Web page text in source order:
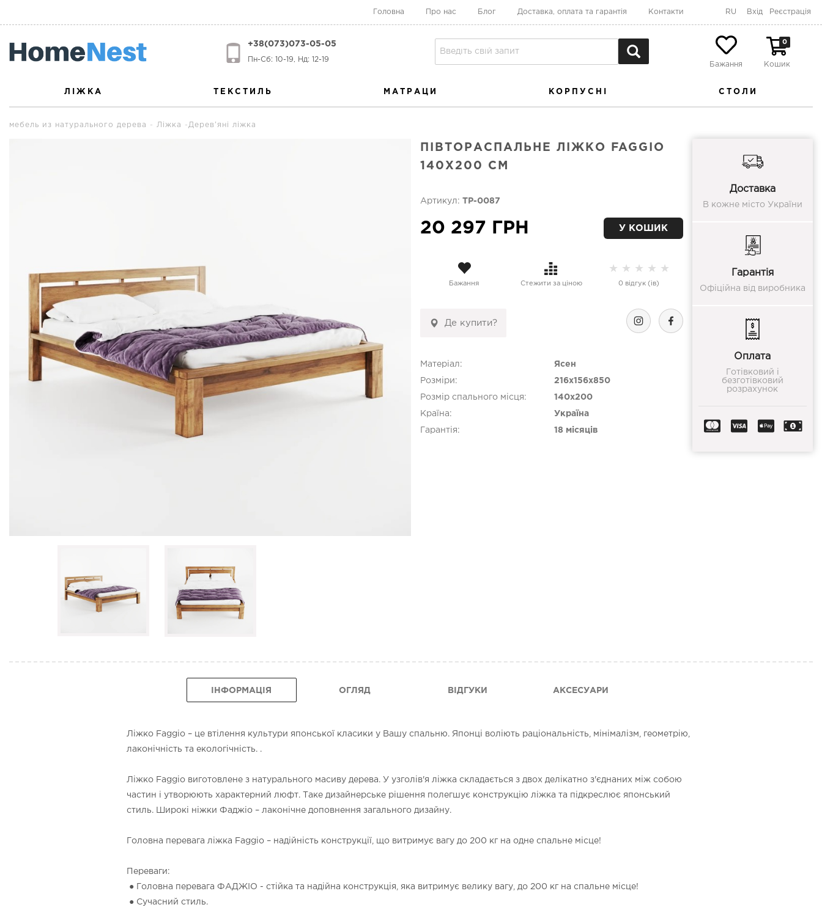
Головна Про нас Блог Доставка, оплата та гарантія Контакти RU Вхід Реєстрація
+38(073)073-05-05
Пн-Сб: 10-19, Нд: 12-19
Бажання
0
Кошик
ЛІЖКА ТЕКСТИЛЬ МАТРАЦИ КОРПУСНІ СТОЛИ
мебель из натурального дерева Ліжка Дерев'яні ліжка
ПІВТОРАСПАЛЬНЕ ЛІЖКО FAGGIO
140Х200 СМ
Артикул: TP-0087
20 297 ГРН У КОШИК
Бажання Стежити за ціною
★ ★ ★ ★ ★
0 відгук (ів)
Де купити?
Матеріал: Ясен
Розміри: 216x156x850
Розмір спального місця: 140x200
Країна: Україна
Гарантія: 18 місяців
Доставка
В кожне місто України
Гарантія
Офіційна від виробника
Оплата
Готівковий і
безготівковий
розрахунок
ІНФОРМАЦІЯ ОГЛЯД ВІДГУКИ АКСЕСУАРИ
Ліжко Faggio – це втілення культури японської класики у Вашу спальню. Японці воліють раціональність, мінімалізм, геометрію,
лаконічність та екологічність. .
Ліжко Faggio виготовлене з натурального масиву дерева. У узголів'я ліжка складається з двох делікатно з'єднаних між собою
частин і утворюють характерний люфт. Таке дизайнерське рішення полегшує конструкцію ліжка та підкреслює японський
стиль. Широкі ніжки Фаджіо – лаконічне доповнення загального дизайну.
Головна перевага ліжка Faggio – надійність конструкції, що витримує вагу до 200 кг на одне спальне місце!
Переваги:
● Головна перевага ФАДЖІО - стійка та надійна конструкція, яка витримує велику вагу, до 200 кг на спальне місце!
● Сучасний стиль.